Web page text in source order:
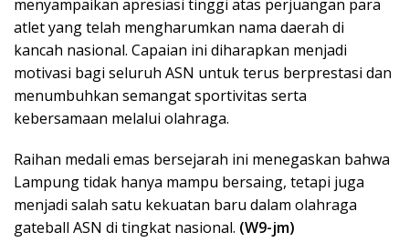
menyampaikan apresiasi tinggi atas perjuangan para
atlet yang telah mengharumkan nama daerah di
kancah nasional. Capaian ini diharapkan menjadi
motivasi bagi seluruh ASN untuk terus berprestasi dan
menumbuhkan semangat sportivitas serta
kebersamaan melalui olahraga.
Raihan medali emas bersejarah ini menegaskan bahwa
Lampung tidak hanya mampu bersaing, tetapi juga
menjadi salah satu kekuatan baru dalam olahraga
gateball ASN di tingkat nasional. (W9-jm)